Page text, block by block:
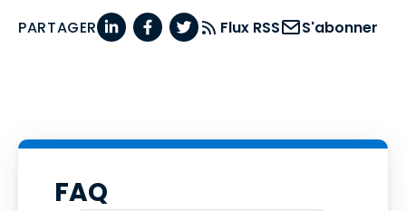
PARTAGER Flux RSS S'abonner
FAQ